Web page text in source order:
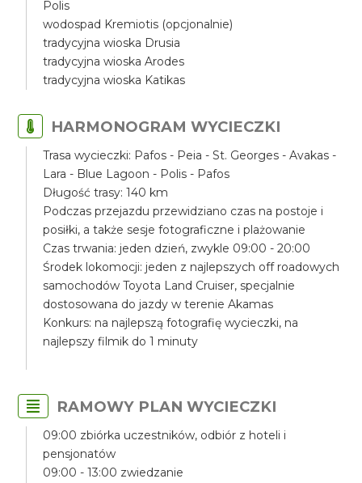
Polis
wodospad Kremiotis (opcjonalnie)
tradycyjna wioska Drusia
tradycyjna wioska Arodes
tradycyjna wioska Katikas
HARMONOGRAM WYCIECZKI
Trasa wycieczki: Pafos - Peia - St. Georges - Avakas -
Lara - Blue Lagoon - Polis - Pafos
Długość trasy: 140 km
Podczas przejazdu przewidziano czas na postoje i
posiłki, a także sesje fotograficzne i plażowanie
Czas trwania: jeden dzień, zwykle 09:00 - 20:00
Środek lokomocji: jeden z najlepszych off roadowych
samochodów Toyota Land Cruiser, specjalnie
dostosowana do jazdy w terenie Akamas
Konkurs: na najlepszą fotografię wycieczki, na
najlepszy filmik do 1 minuty
RAMOWY PLAN WYCIECZKI
09:00 zbiórka uczestników, odbiór z hoteli i
pensjonatów
09:00 - 13:00 zwiedzanie